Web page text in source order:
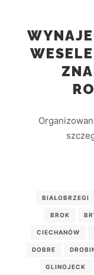
BIAŁOBRZEGI
BROK
CIECHANÓW
DOBRE
GLINOJECK